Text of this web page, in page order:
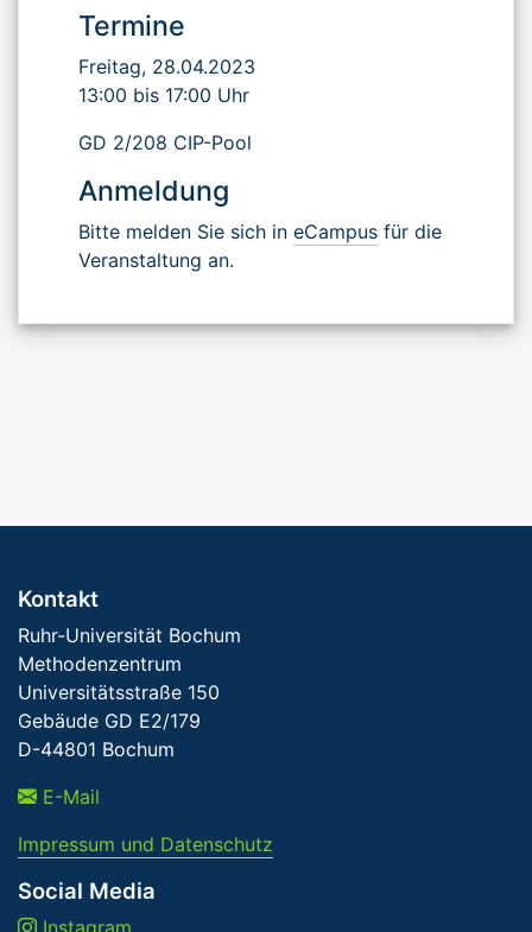
Termine
Freitag, 28.04.2023
13:00 bis 17:00 Uhr
GD 2/208 CIP-Pool
Anmeldung
Bitte melden Sie sich in eCampus für die
Veranstaltung an.
Kontakt
Ruhr-Universität Bochum
Methodenzentrum
Universitätsstraße 150
Gebäude GD E2/179
D-44801 Bochum
E-Mail
Impressum und Datenschutz
Social Media
Instagram